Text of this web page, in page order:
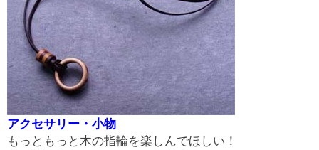
アクセサリー・小物
もっともっと木の指輪を楽しんでほしい！